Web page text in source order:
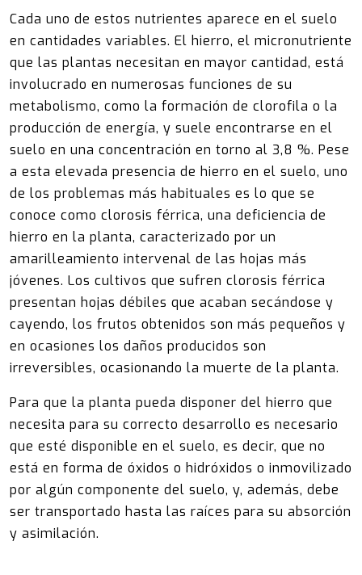
Cada uno de estos nutrientes aparece en el suelo
en cantidades variables. El hierro, el micronutriente
que las plantas necesitan en mayor cantidad, está
involucrado en numerosas funciones de su
metabolismo, como la formación de clorofila o la
producción de energía, y suele encontrarse en el
suelo en una concentración en torno al 3,8 %. Pese
a esta elevada presencia de hierro en el suelo, uno
de los problemas más habituales es lo que se
conoce como clorosis férrica, una deficiencia de
hierro en la planta, caracterizado por un
amarilleamiento intervenal de las hojas más
jóvenes. Los cultivos que sufren clorosis férrica
presentan hojas débiles que acaban secándose y
cayendo, los frutos obtenidos son más pequeños y
en ocasiones los daños producidos son
irreversibles, ocasionando la muerte de la planta.
Para que la planta pueda disponer del hierro que
necesita para su correcto desarrollo es necesario
que esté disponible en el suelo, es decir, que no
está en forma de óxidos o hidróxidos o inmovilizado
por algún componente del suelo, y, además, debe
ser transportado hasta las raíces para su absorción
y asimilación.